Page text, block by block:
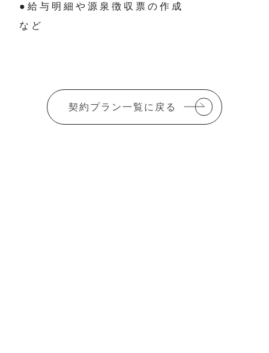
●給与明細や源泉徴収票の作成
など
契約プラン一覧に戻る